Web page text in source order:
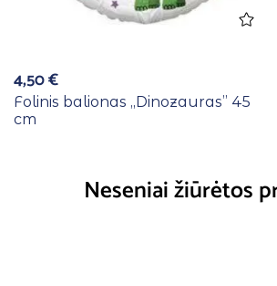
4,50€
Folinis balionas ,,Dinozauras” 45
cm
Neseniai žiūrėtos